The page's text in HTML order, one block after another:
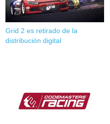
Grid 2 es retirado de la
distribución digital